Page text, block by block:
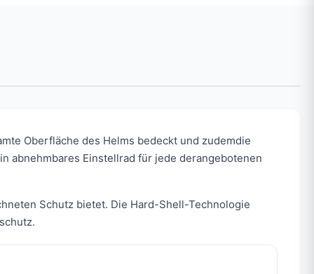
Oberfläche des Helms bedeckt und zudemdie
abnehmbares Einstellrad für jede derangebotenen
Schutz bietet. Die Hard-Shell-Technologie